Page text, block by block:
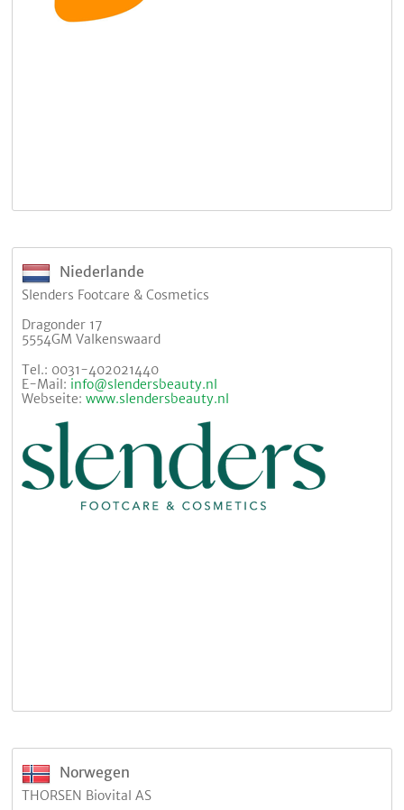
Niederlande
Slenders Footcare & Cosmetics
Dragonder 17
5554GM Valkenswaard
Tel.: 0031-402021440
E-Mail: info@slendersbeauty.nl
Webseite:www.slendersbeauty.nl
Norwegen
THORSEN Biovital AS